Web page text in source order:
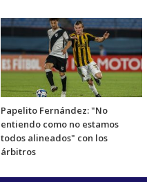
Papelito Fernández: "No
entiendo como no estamos
todos alineados" con los
árbitros